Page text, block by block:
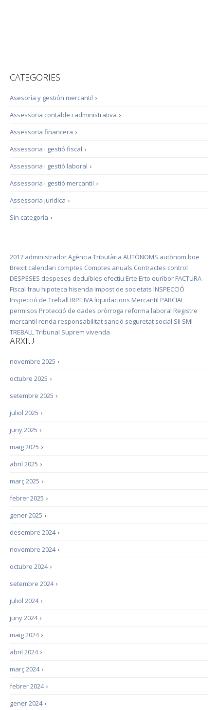
CATEGORIES
›
Asesoría y gestión mercantil
›
Assessoria contable i administrativa
›
Assessoria financera
›
Assessoria i gestió fiscal
›
Assessoria i gestió laboral
›
Assessoria i gestió mercantil
›
Assessoria jurídica
›
Sin categoría
2017 administradorAgència Tributària AUTÒNOMS autònom boe
Brexit calendari comptes Comptes anuals Contractes control
DESPESES despeses deduïbles efectiu Erte Erto euríbor FACTURA
Fiscal frau hipoteca hisenda impost de societats INSPECCIÓ
Inspecció de Treball IRPF IVA liquidacions Mercantil PARCIAL
permisos Protecció de dades pròrroga reforma laboral Registre
mercantil renda responsabilitat sanció seguretat social SII SMI
TREBALLTribunal Suprem vivenda
ARXIU
›
novembre 2025
›
octubre 2025
›
setembre 2025
›
juliol 2025
›
juny 2025
›
maig 2025
›
abril 2025
›
març 2025
›
febrer 2025
›
gener 2025
›
desembre 2024
›
novembre 2024
›
octubre 2024
›
setembre 2024
›
juliol 2024
›
juny 2024
›
maig 2024
›
abril 2024
›
març 2024
›
febrer 2024
›
gener 2024